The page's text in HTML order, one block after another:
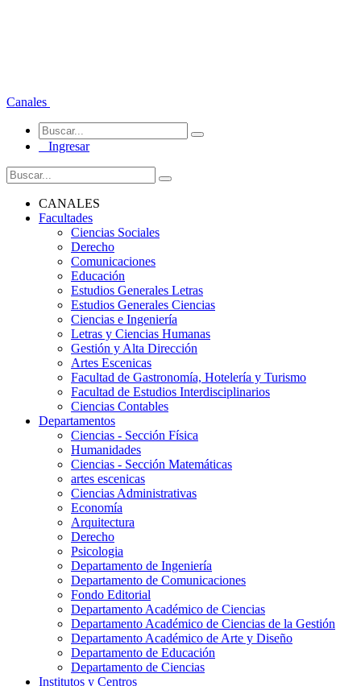
Canales
Ingresar
CANALES
Facultades
Ciencias Sociales
Derecho
Comunicaciones
Educación
Estudios Generales Letras
Estudios Generales Ciencias
Ciencias e Ingeniería
Letras y Ciencias Humanas
Gestión y Alta Dirección
Artes Escenicas
Facultad de Gastronomía, Hotelería y Turismo
Facultad de Estudios Interdisciplinarios
Ciencias Contables
Departamentos
Ciencias - Sección Física
Humanidades
Ciencias - Sección Matemáticas
artes escenicas
Ciencias Administrativas
Economía
Arquitectura
Derecho
Psicologia
Departamento de Ingeniería
Departamento de Comunicaciones
Fondo Editorial
Departamento Académico de Ciencias
Departamento Académico de Ciencias de la Gestión
Departamento Académico de Arte y Diseño
Departamento de Educación
Departamento de Ciencias
Institutos y Centros